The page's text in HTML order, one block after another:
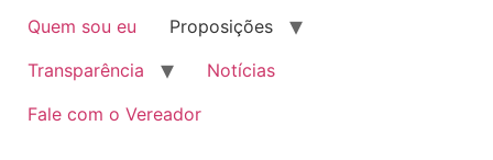
Quem sou eu
Proposições
Transparência
Notícias
Fale com o Vereador